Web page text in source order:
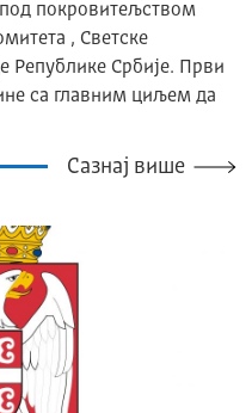
покровитељством
, Светске
Републике Србије. Први
са главним циљем да
Сазнај више